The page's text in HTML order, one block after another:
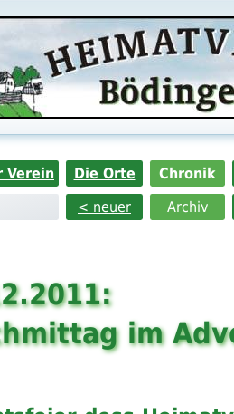
Verein Die Orte Chronik
< neuer
Archiv
im